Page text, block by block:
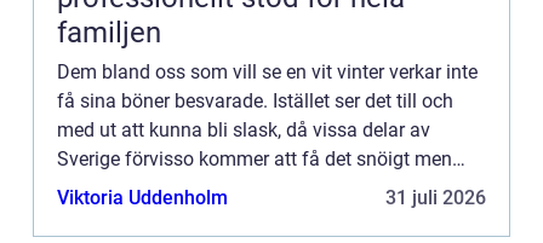
familjen
Dem bland oss som vill se en vit vinter verkar inte
få sina böner besvarade. Istället ser det till och
med ut att kunna bli slask, då vissa delar av
Sverige förvisso kommer att få det snöigt men
samtidigt ha n&ar...
Viktoria Uddenholm 31 juli 2026